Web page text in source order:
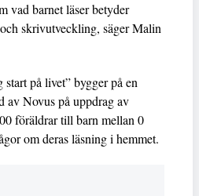
vad barnet läser betyder
skrivutveckling, säger Malin
på livet” bygger på en
av Novus på uppdrag av
föräldrar till barn mellan 0
om deras läsning i hemmet.